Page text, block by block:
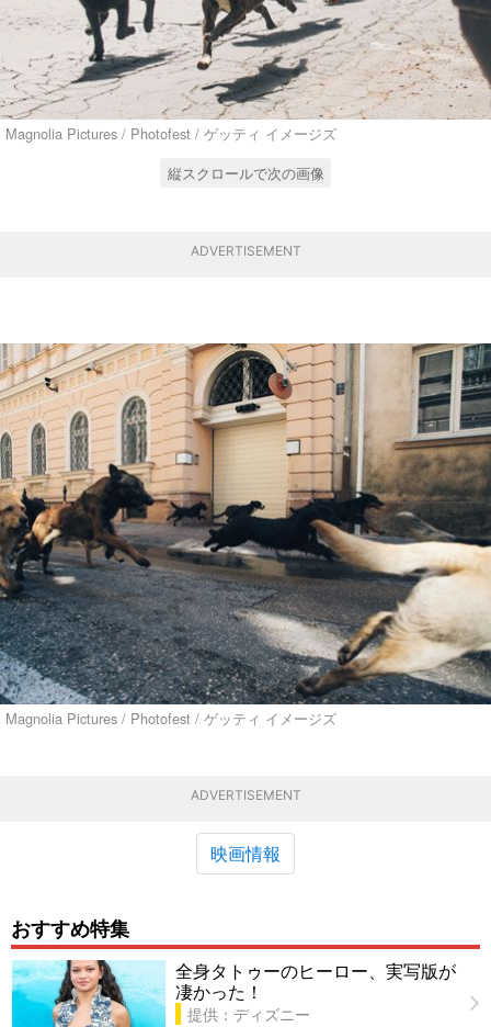
Magnolia Pictures / Photofest / ゲッティ イメージズ
縦スクロールで次の画像
ADVERTISEMENT
Magnolia Pictures / Photofest / ゲッティ イメージズ
ADVERTISEMENT
映画情報
おすすめ特集
全身タトゥーのヒーロー、実写版が
凄かった！
提供：ディズニー